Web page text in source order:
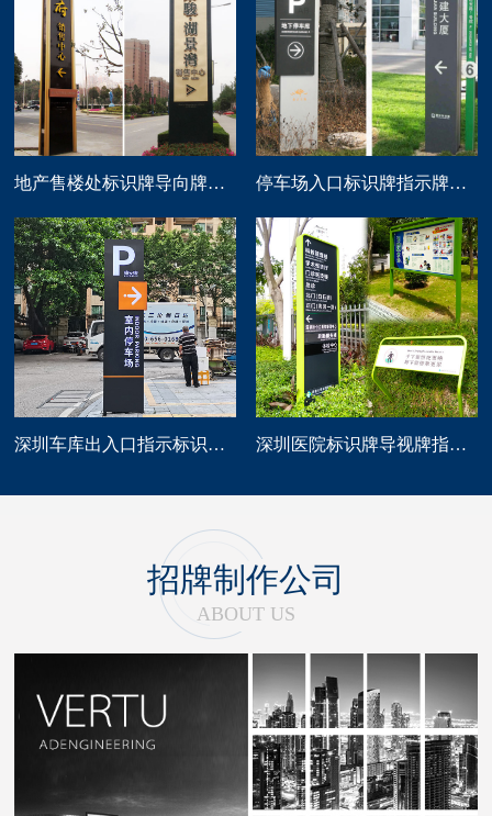
地产售楼处标识牌导向牌精神堡垒制作 停车场入口标识牌指示牌导向牌定做
深圳车库出入口指示标识牌制作 深圳医院标识牌导视牌指示路牌设计制作
招牌制作公司
ABOUT US